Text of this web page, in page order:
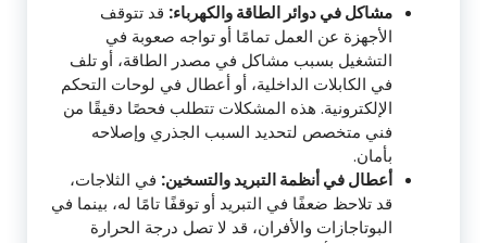
مشاكل في دوائر الطاقة والكهرباء: قد تتوقف
الأجهزة عن العمل تمامًا أو تواجه صعوبة في
التشغيل بسبب مشاكل في مصدر الطاقة، أو تلف
في الكابلات الداخلية، أو أعطال في لوحات التحكم
الإلكترونية. هذه المشكلات تتطلب فحصًا دقيقًا من
فني متخصص لتحديد السبب الجذري وإصلاحه
بأمان.
أعطال في أنظمة التبريد والتسخين: في الثلاجات،
قد تلاحظ ضعفًا في التبريد أو توقفًا تامًا له، بينما في
البوتاجازات والأفران، قد لا تصل درجة الحرارة